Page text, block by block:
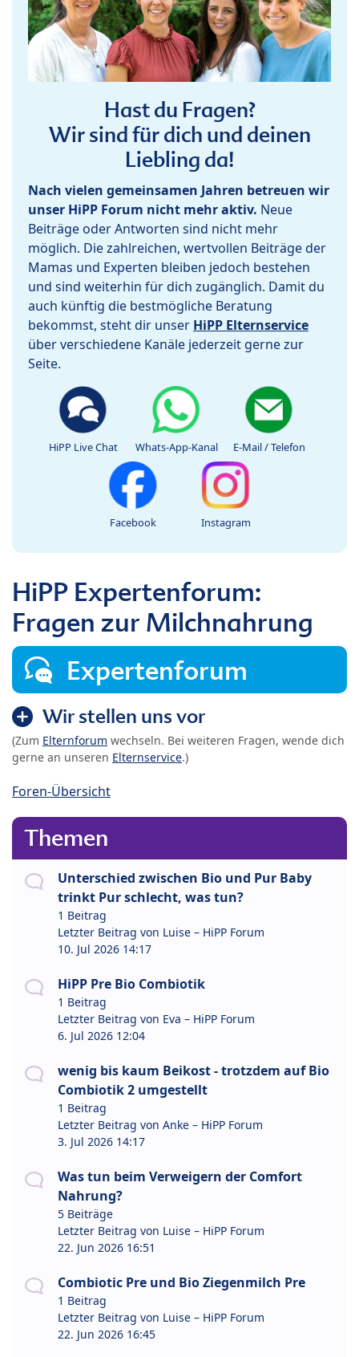
Hast du Fragen?
Wir sind für dich und deinen
Liebling da!
Nach vielen gemeinsamen Jahren betreuen wir
unser HiPP Forum nicht mehr aktiv. Neue
Beiträge oder Antworten sind nicht mehr
möglich. Die zahlreichen, wertvollen Beiträge der
Mamas und Experten bleiben jedoch bestehen
und sind weiterhin für dich zugänglich. Damit du
auch künftig die bestmögliche Beratung
bekommst, steht dir unser HiPP Elternservice
über verschiedene Kanäle jederzeit gerne zur
Seite.
HiPP Live Chat Whats-App-Kanal E-Mail / Telefon
Facebook Instagram
HiPP Expertenforum:
Fragen zur Milchnahrung
Expertenforum
Wir stellen uns vor
(Zum Elternforum wechseln. Bei weiteren Fragen, wende dich
gerne an unseren Elternservice.)
Foren-Übersicht
Themen
Unterschied zwischen Bio und Pur Baby
trinkt Pur schlecht, was tun?
1 Beitrag
Letzter Beitrag von Luise – HiPP Forum
10. Jul 2026 14:17
HiPP Pre Bio Combiotik
1 Beitrag
Letzter Beitrag von Eva – HiPP Forum
6. Jul 2026 12:04
wenig bis kaum Beikost - trotzdem auf Bio
Combiotik 2 umgestellt
1 Beitrag
Letzter Beitrag von Anke – HiPP Forum
3. Jul 2026 14:17
Was tun beim Verweigern der Comfort
Nahrung?
5 Beiträge
Letzter Beitrag von Luise – HiPP Forum
22. Jun 2026 16:51
Combiotic Pre und Bio Ziegenmilch Pre
1 Beitrag
Letzter Beitrag von Luise – HiPP Forum
22. Jun 2026 16:45